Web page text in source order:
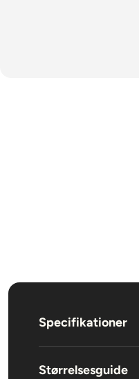
Specifikationer
Produktbeskrivelse
Størrelsesguide